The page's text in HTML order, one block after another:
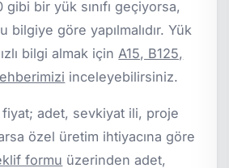
bir yük sınıfı geçiyorsa,
bilgiye göre yapılmalıdır. Yük
bilgi almak için A15, B125,
inceleyebilirsiniz.
adet, sevkiyat ili, proje
özel üretim ihtiyacına göre
formu üzerinden adet,